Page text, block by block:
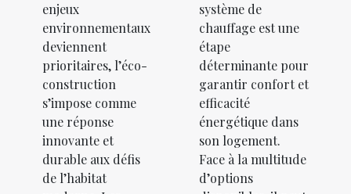
enjeux
environnementaux
deviennent
prioritaires, l’éco-
construction
s’impose comme
une réponse
innovante et
durable aux défis
de l’habitat
système de
chauffage est une
étape
déterminante pour
garantir confort et
efficacité
énergétique dans
son logement.
Face à la multitude
d’options